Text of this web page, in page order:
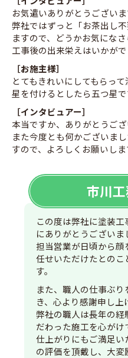
お気遣いありがとうございま
弊社ではずっと「お茶出し
ますので、どうかお気になさ
工事後の出来栄えはいかが
［お施主様］
とてもきれいにしてもらって
星を付けるとしたら五つ星で
［インタビュアー］
本当ですか、ありがとうござ
また今度とも何かございま
すので、よろしくお願いしま
市川
この度は弊社に塗装
にありがとうございま
担当営業が日頃から顔
任せいただけたとのこ
す。
また、職人の仕事ぶ
き、心より感謝申し上
弊社の職人は長年の経
だわった施工を心がけ
仕上がりにもご満足い
の評価を頂戴し、大変